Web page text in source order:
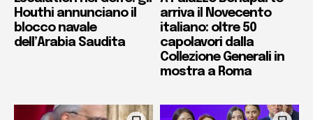
Houthi annunciano il
blocco navale
dell’Arabia Saudita
arriva il Novecento
italiano: oltre 50
capolavori dalla
Collezione Generali in
mostra a Roma